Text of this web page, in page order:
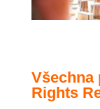
Všechna
Rights